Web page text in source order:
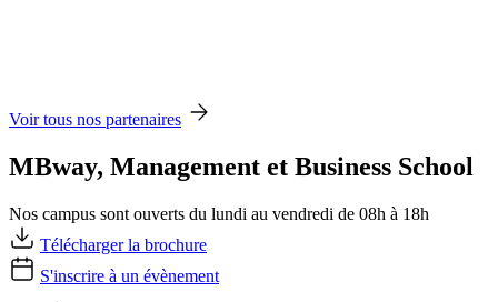
Voir tous nos partenaires
MBway, Management et Business School
Nos campus sont ouverts du lundi au vendredi de 08h à 18h
Télécharger la brochure
S'inscrire à un évènement